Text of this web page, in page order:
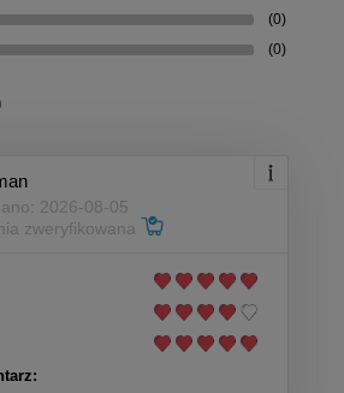
(0)
(0)
2026-08-05
zweryfikowana